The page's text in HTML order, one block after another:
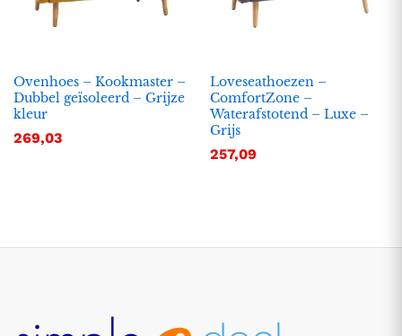
Ovenhoes – Kookmaster –
Dubbel geïsoleerd – Grijze
kleur
269,03
Loveseathoezen –
ComfortZone –
Waterafstotend – Luxe –
Grijs
257,09